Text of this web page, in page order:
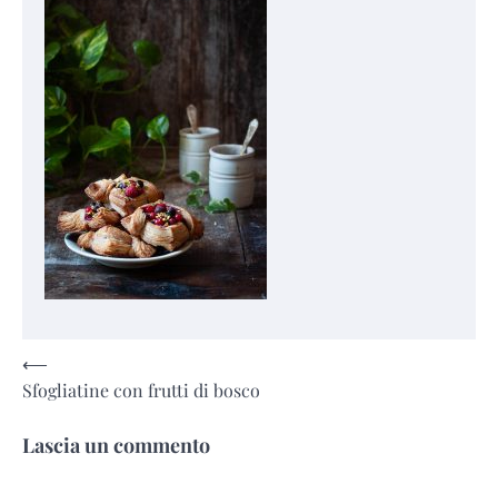
Navigazione
articoli
⟵
Sfogliatine con frutti di bosco
Lascia un commento